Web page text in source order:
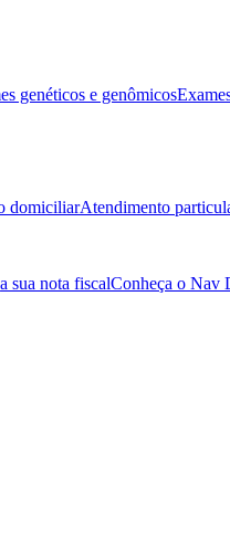
genéticos e genômicos
domiciliarAtendimento
sua nota fiscalConheça o Nav